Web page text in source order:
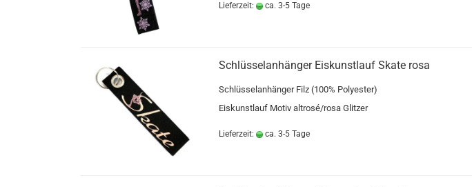
Lieferzeit: ca. 3-5 Tage
Schlüsselanhänger Eiskunstlauf Skate rosa
Schlüsselanhänger Filz (100% Polyester)
Eiskunstlauf Motiv altrosé/rosa Glitzer
Lieferzeit: ca. 3-5 Tage